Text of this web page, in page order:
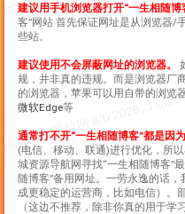
建议用手机浏览器打开“一生相随博
客”网站 首先保证网址是从浏览器/
些站。
建议使用不会屏蔽网址的浏览器。
规，并非真的违规。而是浏览器厂
的浏览器，苹果可以用自带的浏览
微软Edge等
通常打不开“一生相随博客”都是因
(电信、移动、联通)进行优化，所
城资源导航网寻找“一生相随博客”
随博客”备用网址。一劳永逸的话
成更稳定的运营商，比如电信）。
（这边不推荐，除非你真的用于学